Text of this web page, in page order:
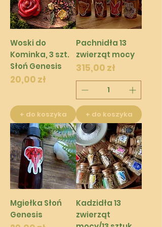
Woski do
Kominka, 3 szt.
Słoń Genesis
Cena
20,00 zł
+ do koszyka
Pachnidła 13
zwierząt mocy
Cena
315,00 zł
+ do koszyka
Mgiełka Słoń
Genesis
Kadzidła 13
zwierząt